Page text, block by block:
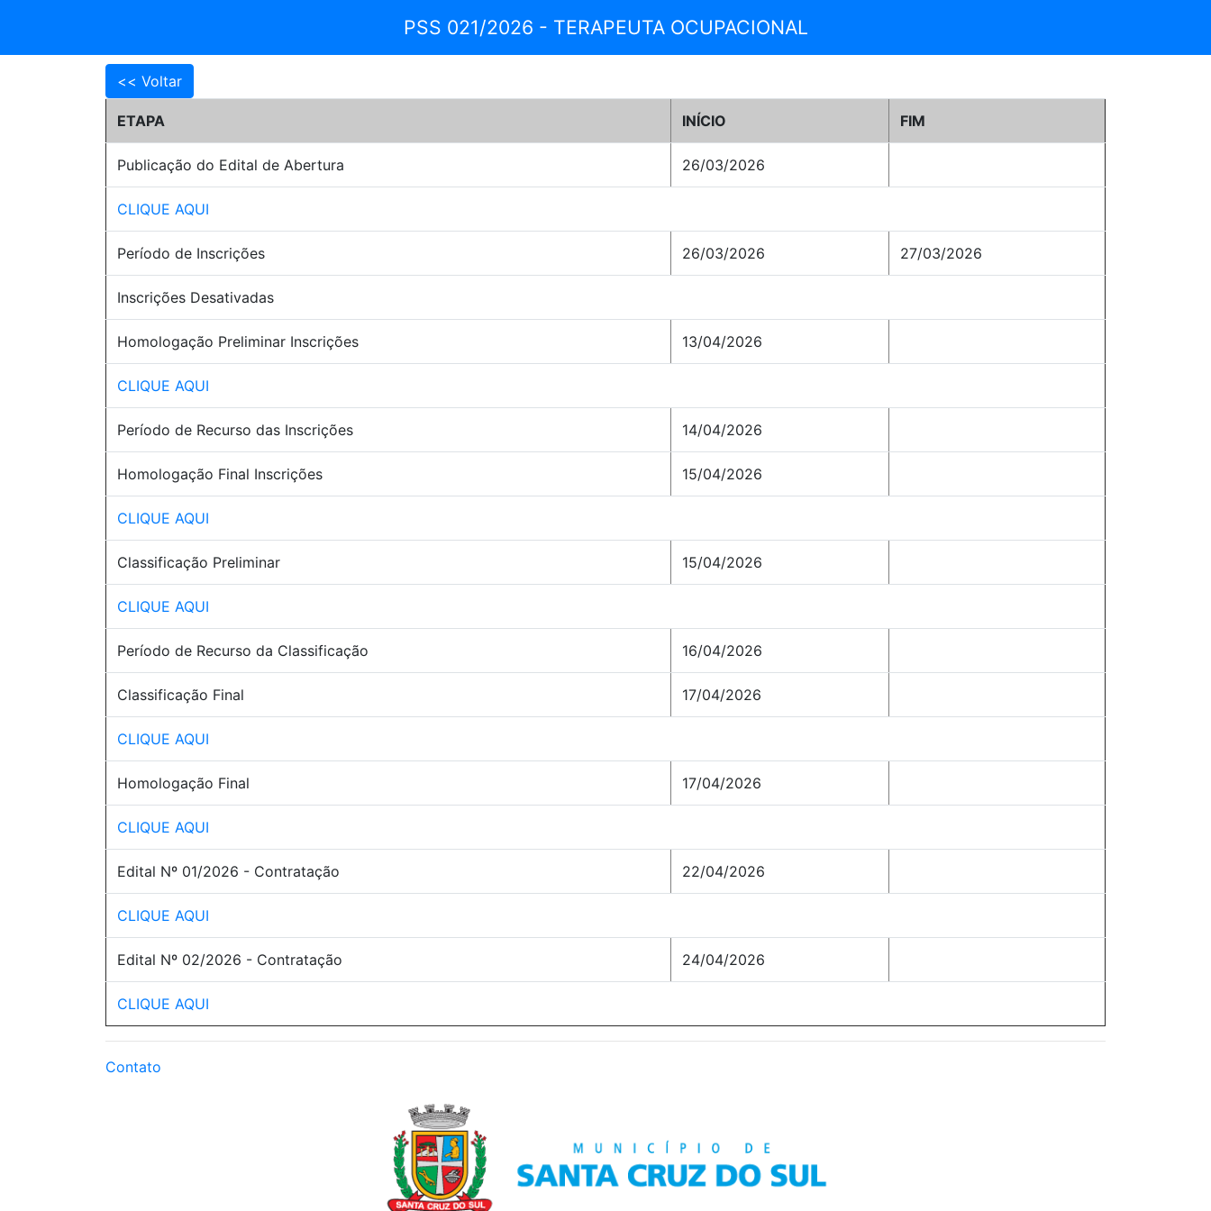
PSS 021/2026 - TERAPEUTA OCUPACIONAL
ETAPA INÍCIO FIM
Publicação do Edital de Abertura 26/03/2026
CLIQUE AQUI
Período de Inscrições 26/03/2026 27/03/2026
Inscrições Desativadas
Homologação Preliminar Inscrições 13/04/2026
CLIQUE AQUI
Período de Recurso das Inscrições 14/04/2026
Homologação Final Inscrições 15/04/2026
CLIQUE AQUI
Classificação Preliminar 15/04/2026
CLIQUE AQUI
Período de Recurso da Classificação 16/04/2026
Classificação Final 17/04/2026
CLIQUE AQUI
Homologação Final 17/04/2026
CLIQUE AQUI
Edital Nº 01/2026 - Contratação 22/04/2026
CLIQUE AQUI
Edital Nº 02/2026 - Contratação 24/04/2026
CLIQUE AQUI
Contato